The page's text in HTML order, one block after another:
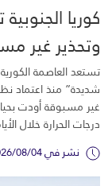
وتحذير غير
تستعد العاصمة
شديدة” منذ اعتماد
درجات الحرارة خلال
نشر في 2026/08/04 الساعة 10:47 م